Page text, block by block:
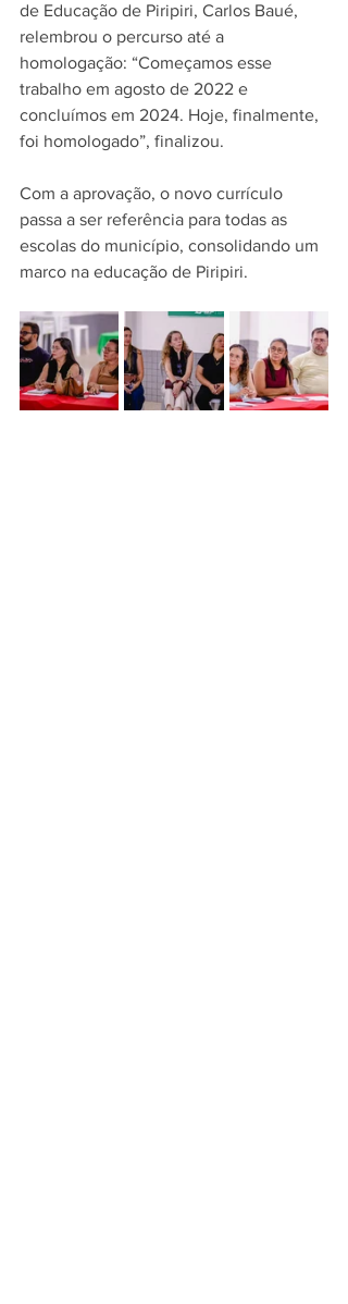
de Educação de Piripiri, Carlos Baué,
relembrou o percurso até a
homologação: “Começamos esse
trabalho em agosto de 2022 e
concluímos em 2024. Hoje, finalmente,
foi homologado”, finalizou.
Com a aprovação, o novo currículo
passa a ser referência para todas as
escolas do município, consolidando um
marco na educação de Piripiri.